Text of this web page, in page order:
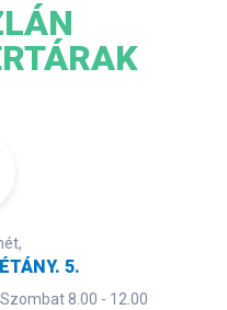
5.
8.00 - 12.00